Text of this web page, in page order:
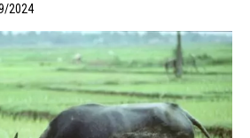
2024